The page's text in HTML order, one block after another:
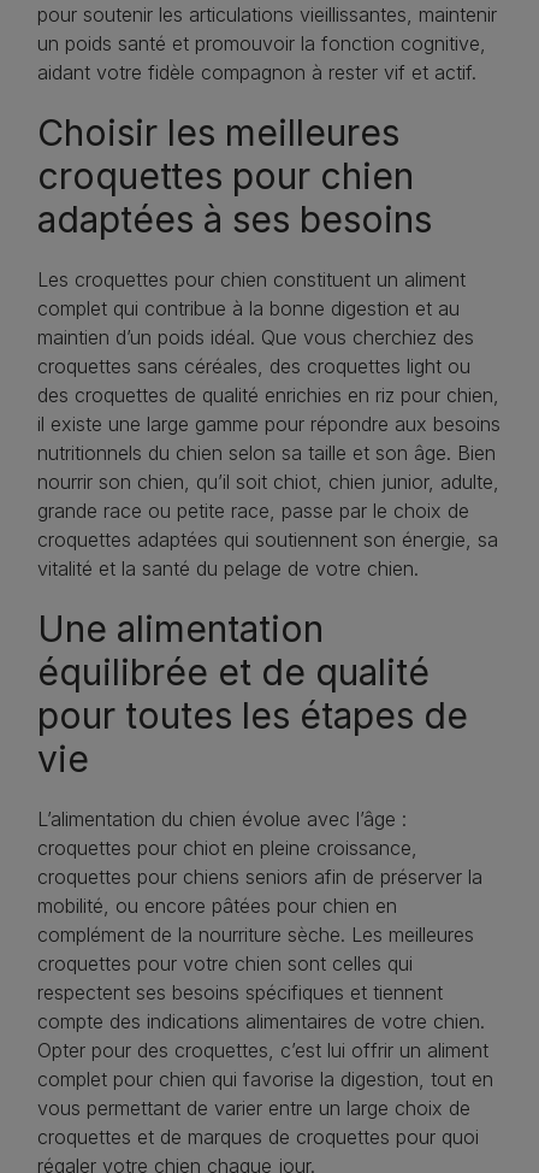
pour soutenir les articulations vieillissantes, maintenir
un poids santé et promouvoir la fonction cognitive,
aidant votre fidèle compagnon à rester vif et actif.
Choisir les meilleures
croquettes pour chien
adaptées à ses besoins
Les croquettes pour chien constituent un aliment
complet qui contribue à la bonne digestion et au
maintien d’un poids idéal. Que vous cherchiez des
croquettes sans céréales, des croquettes light ou
des croquettes de qualité enrichies en riz pour chien,
il existe une large gamme pour répondre aux besoins
nutritionnels du chien selon sa taille et son âge. Bien
nourrir son chien, qu’il soit chiot, chien junior, adulte,
grande race ou petite race, passe par le choix de
croquettes adaptées qui soutiennent son énergie, sa
vitalité et la santé du pelage de votre chien.
Une alimentation
équilibrée et de qualité
pour toutes les étapes de
vie
L’alimentation du chien évolue avec l’âge :
croquettes pour chiot en pleine croissance,
croquettes pour chiens seniors afin de préserver la
mobilité, ou encore pâtées pour chien en
complément de la nourriture sèche. Les meilleures
croquettes pour votre chien sont celles qui
respectent ses besoins spécifiques et tiennent
compte des indications alimentaires de votre chien.
Opter pour des croquettes, c’est lui offrir un aliment
complet pour chien qui favorise la digestion, tout en
vous permettant de varier entre un large choix de
croquettes et de marques de croquettes pour quoi
régaler votre chien chaque jour.